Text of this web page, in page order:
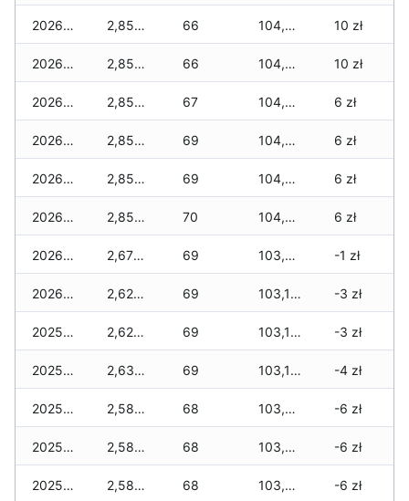
2026-01-08 2,855 zł 66 104,920 zł 10 zł
2026-01-07 2,855 zł 66 104,905 zł 10 zł
2026-01-06 2,855 zł 67 104,760 zł 6 zł
2026-01-05 2,855 zł 69 104,730 zł 6 zł
2026-01-04 2,855 zł 69 104,545 zł 6 zł
2026-01-03 2,855 zł 70 104,095 zł 6 zł
2026-01-02 2,670 zł 69 103,580 zł -1 zł
2026-01-01 2,620 zł 69 103,110 zł -3 zł
2025-12-31 2,620 zł 69 103,110 zł -3 zł
2025-12-30 2,635 zł 69 103,110 zł -4 zł
2025-12-29 2,585 zł 68 103,060 zł -6 zł
2025-12-28 2,585 zł 68 103,030 zł -6 zł
2025-12-27 2,585 zł 68 103,000 zł -6 zł